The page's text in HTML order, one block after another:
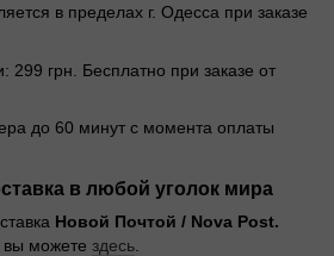
в пределах г. Одесса при заказе
299 грн. Бесплатно при заказе от
до 60 минут с момента оплаты
в любой уголок мира
Новой Почтой / Nova Post.
вы можете здесь